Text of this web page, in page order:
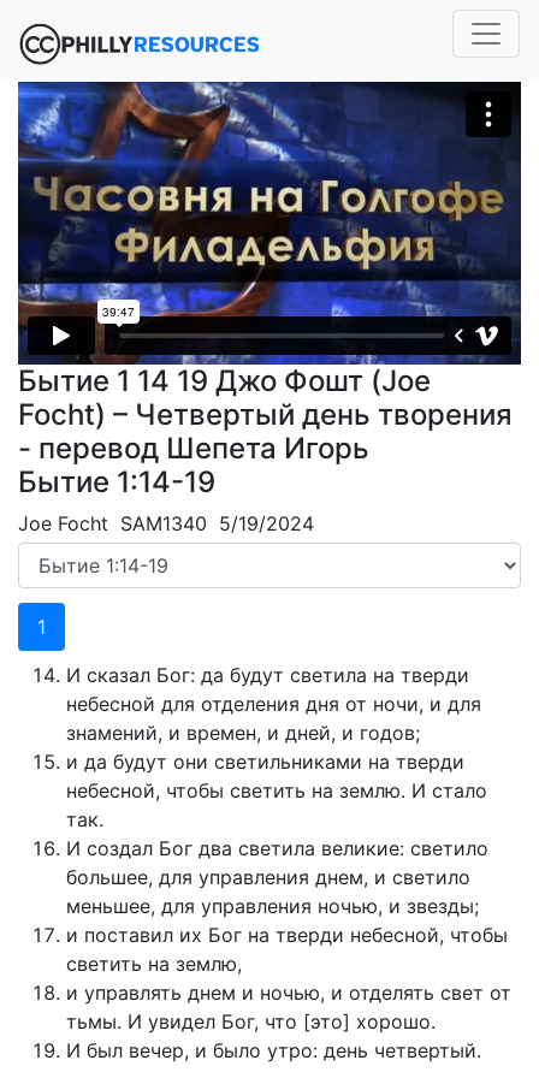
Бытие 1 14 19 Джо Фошт (Joe
Focht) – Четвертый день творения
- перевод Шепета Игорь
Бытие 1:14-19
Joe Focht SAM1340 5/19/2024
1
И сказал Бог: да будут светила на тверди
небесной для отделения дня от ночи, и для
знамений, и времен, и дней, и годов;
и да будут они светильниками на тверди
небесной, чтобы светить на землю. И стало
так.
И создал Бог два светила великие: светило
большее, для управления днем, и светило
меньшее, для управления ночью, и звезды;
и поставил их Бог на тверди небесной, чтобы
светить на землю,
и управлять днем и ночью, и отделять свет от
тьмы. И увидел Бог, что [это] хорошо.
И был вечер, и было утро: день четвертый.